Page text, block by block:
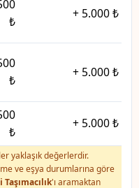
₺
+ 5.000 ₺
₺
+ 5.000 ₺
₺
+ 5.000 ₺
yaklaşık değerlerdir.
ve eşya durumlarına göre
'ı aramaktan